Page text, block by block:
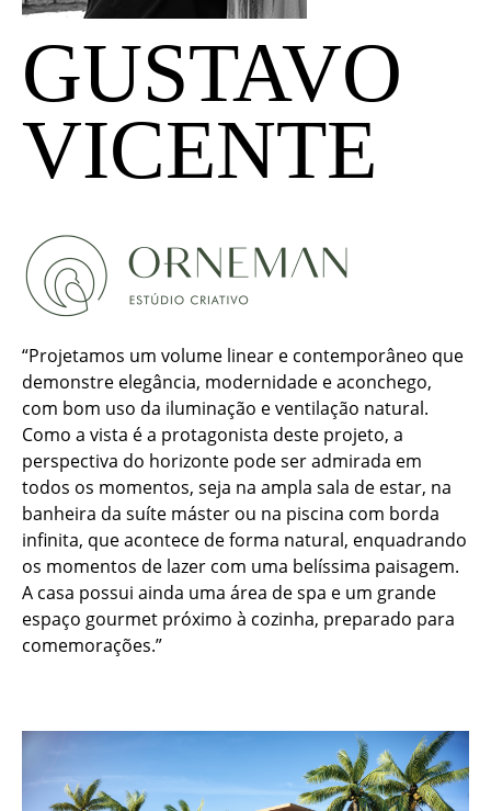
GUSTAVO
VICENTE
“Projetamos um volume linear e contemporâneo que
demonstre elegância, modernidade e aconchego,
com bom uso da iluminação e ventilação natural.
Como a vista é a protagonista deste projeto, a
perspectiva do horizonte pode ser admirada em
todos os momentos, seja na ampla sala de estar, na
banheira da suíte máster ou na piscina com borda
infinita, que acontece de forma natural, enquadrando
os momentos de lazer com uma belíssima paisagem.
A casa possui ainda uma área de spa e um grande
espaço gourmet próximo à cozinha, preparado para
comemorações.”